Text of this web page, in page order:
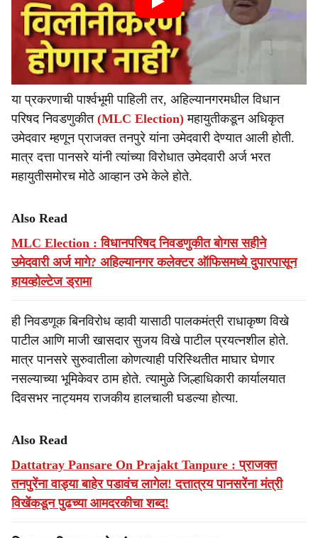
या प्रकरणाची पार्श्वभूमी पाहिली तर, अहिल्यानगरमधील विधान
परिषद निवडणुकीत (MLC Election) महायुतीकडून अधिकृत
उमेदवार म्हणून प्राजक्त तनपुरे यांना उमेदवारी देण्यात आली होती.
मात्र दत्ता पानसरे यांनी त्यांच्या विरोधात उमेदवारी अर्ज भरत
महायुतीसमोरच मोठे आव्हान उभे केले होते.
Also Read
MLC Election : विधानपरिषद निवडणुकीत बोगस सहीने
उमेदवारी अर्ज मागे? अहिल्यानगर कलेक्टर ऑफिसमध्ये दुपारपासून
हायव्होल्टेज ड्रामा
ही निवडणूक बिनविरोध व्हावी यासाठी पालकमंत्री राधाकृष्ण विखे
पाटील आणि माजी खासदार सुजय विखे पाटील प्रयत्नशील होते.
मात्र पानसरे सुरुवातीला कोणत्याही परिस्थितीत माघार घेणार
नसल्याच्या भूमिकेवर ठाम होते. त्यामुळे जिल्हाधिकारी कार्यालयात
दिवसभर नाट्यमय राजकीय हालचाली घडल्या होत्या.
Also Read
Dattatray Pansare On Prajakt Tanpure : प्राजक्त
तनपुरेंना वाड्या बाहेर पडावंच लागेल! दत्तात्रय पानसरेंना मंत्री
विखेंकडून पुढच्या आमदरकीचा शब्द!